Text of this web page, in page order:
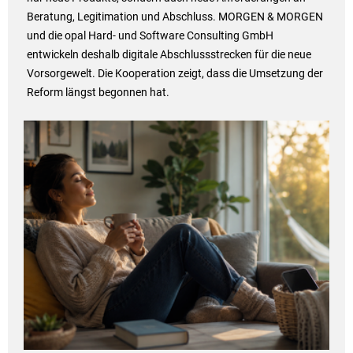
Beratung, Legitimation und Abschluss. MORGEN & MORGEN
und die opal Hard- und Software Consulting GmbH
entwickeln deshalb digitale Abschlussstrecken für die neue
Vorsorgewelt. Die Kooperation zeigt, dass die Umsetzung der
Reform längst begonnen hat.